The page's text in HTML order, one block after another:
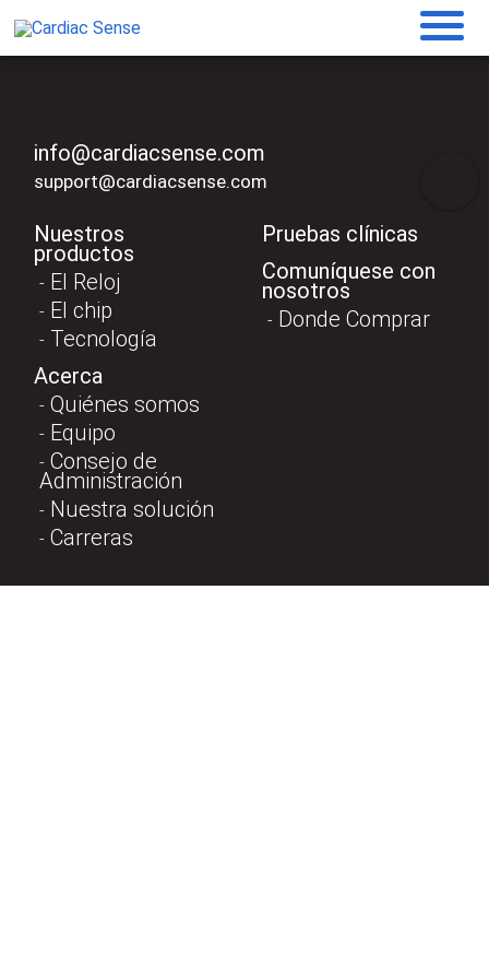
info@cardiacsense.com
support@cardiacsense.com
Nuestros
productos
El Reloj
El chip
Tecnología
Acerca
Quiénes somos
Equipo
Consejo de
Administración
Nuestra solución
Carreras
Pruebas clínicas
Comuníquese con
nosotros
Donde Comprar